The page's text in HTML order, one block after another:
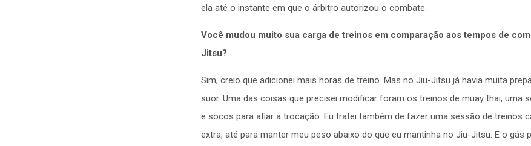
ela até o instante em que o árbitro autorizou o combate.
Você mudou muito sua carga de treinos em comparação aos tempos de
Jitsu?
Sim, creio que adicionei mais horas de treino. Mas no Jiu-Jitsu já havia muita
suor. Uma das coisas que precisei modificar foram os treinos de muay thai, uma
e socos para afiar a trocação. Eu tratei também de fazer uma sessão de treinos
extra, até para manter meu peso abaixo do que eu mantinha no Jiu-Jitsu. E o gás